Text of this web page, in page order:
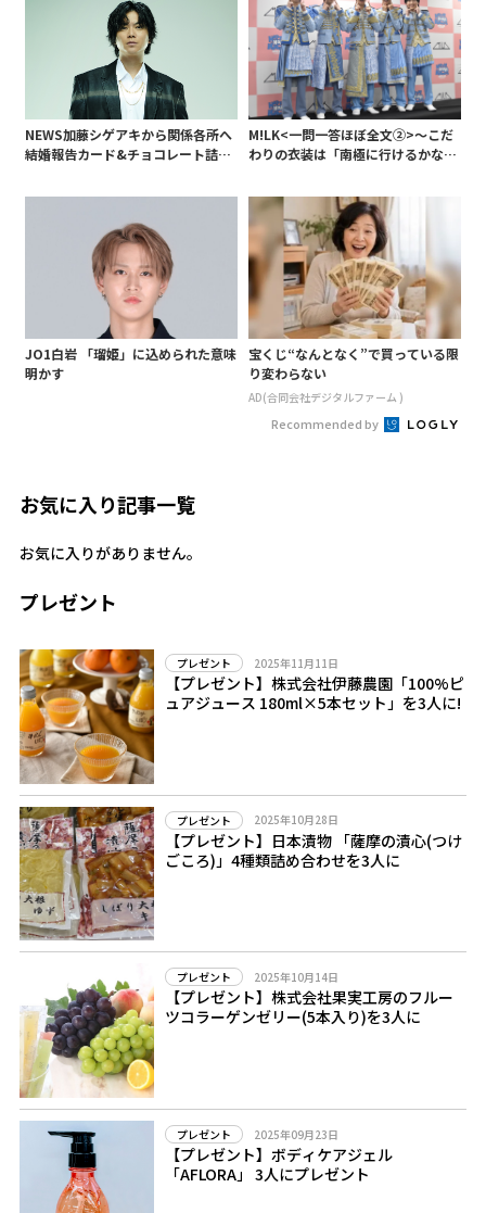
NEWS加藤シゲアキから関係各所へ
結婚報告カード&チョコレート詰め
も添えて
M!LK<一問一答ほぼ全文②>～こだ
わりの衣装は「南極に行けるかなと
JO1白岩 「瑠姫」に込められた意味
明かす
宝くじ“なんとなく”で買っている限
り変わらない
AD(合同会社デジタルファーム )
Recommended by
お気に入り記事一覧
お気に入りがありません。
プレゼント
プレゼント 2025年11月11日
【プレゼント】株式会社伊藤農園「100%ピ
ュアジュース 180ml×5本セット」を3人に!
プレゼント 2025年10月28日
【プレゼント】日本漬物 「薩摩の漬心(つけ
ごころ)」4種類詰め合わせを3人に
プレゼント 2025年10月14日
【プレゼント】株式会社果実工房のフルー
ツコラーゲンゼリー(5本入り)を3人に
プレゼント 2025年09月23日
【プレゼント】ボディケアジェル
「AFLORA」 3人にプレゼント